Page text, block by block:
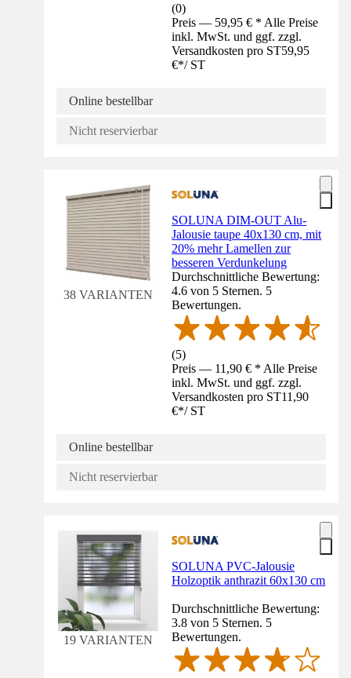
(0)
Preis — 59,95 € * Alle Preise
inkl. MwSt. und ggf. zzgl.
Versandkosten pro ST59,95
€*/ ST
Online bestellbar
Nicht reservierbar
38 VARIANTEN
SOLUNA DIM-OUT Alu-
Jalousie taupe 40x130 cm, mit
20% mehr Lamellen zur
besseren Verdunkelung
Durchschnittliche Bewertung:
4.6 von 5 Sternen. 5
Bewertungen.
(5)
Preis — 11,90 € * Alle Preise
inkl. MwSt. und ggf. zzgl.
Versandkosten pro ST11,90
€*/ ST
Online bestellbar
Nicht reservierbar
19 VARIANTEN
SOLUNA PVC-Jalousie
Holzoptik anthrazit 60x130 cm
Durchschnittliche Bewertung:
3.8 von 5 Sternen. 5
Bewertungen.